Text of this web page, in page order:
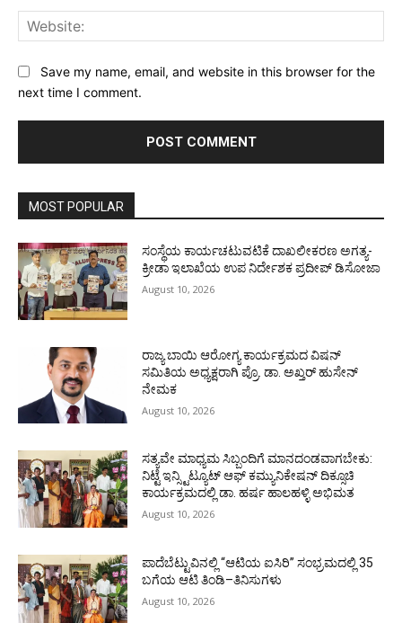
Save my name, email, and website in this browser for the
next time I comment.
MOST POPULAR
ಸಂಸ್ಥೆಯ ಕಾರ್ಯಚಟುವಟಿಕೆ ದಾಖಲೀಕರಣ ಅಗತ್ಯ-
ಕ್ರೀಡಾ ಇಲಾಖೆಯ ಉಪ ನಿರ್ದೇಶಕ ಪ್ರದೀಪ್ ಡಿಸೋಜಾ
August 10, 2026
ರಾಜ್ಯ ಬಾಯಿ ಆರೋಗ್ಯ ಕಾರ್ಯಕ್ರಮದ ವಿಷನ್
ಸಮಿತಿಯ ಅಧ್ಯಕ್ಷರಾಗಿ ಪ್ರೊ. ಡಾ. ಅಖ್ತರ್ ಹುಸೇನ್
ನೇಮಕ
August 10, 2026
ಸತ್ಯವೇ ಮಾಧ್ಯಮ ಸಿಬ್ಬಂದಿಗೆ ಮಾನದಂಡವಾಗಬೇಕು:
ನಿಟ್ಟೆ ಇನ್ಸ್ಟಿಟ್ಯೂಟ್ ಆಫ್ ಕಮ್ಯುನಿಕೇಷನ್ ದಿಕ್ಸೂಚಿ
ಕಾರ್ಯಕ್ರಮದಲ್ಲಿ ಡಾ. ಹರ್ಷ ಹಾಲಹಳ್ಳಿ ಅಭಿಮತ
August 10, 2026
ಪಾದೆಬೆಟ್ಟುವಿನಲ್ಲಿ “ಆಟಿಯ ಐಸಿರಿ’’ ಸಂಭ್ರಮದಲ್ಲಿ 35
ಬಗೆಯ ಆಟಿ ತಿಂಡಿ–ತಿನಿಸುಗಳು
August 10, 2026